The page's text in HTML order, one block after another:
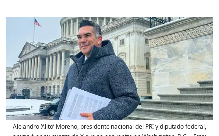
Alejandro ‘Alito’ Moreno, presidente nacional del PRI y diputado federal,